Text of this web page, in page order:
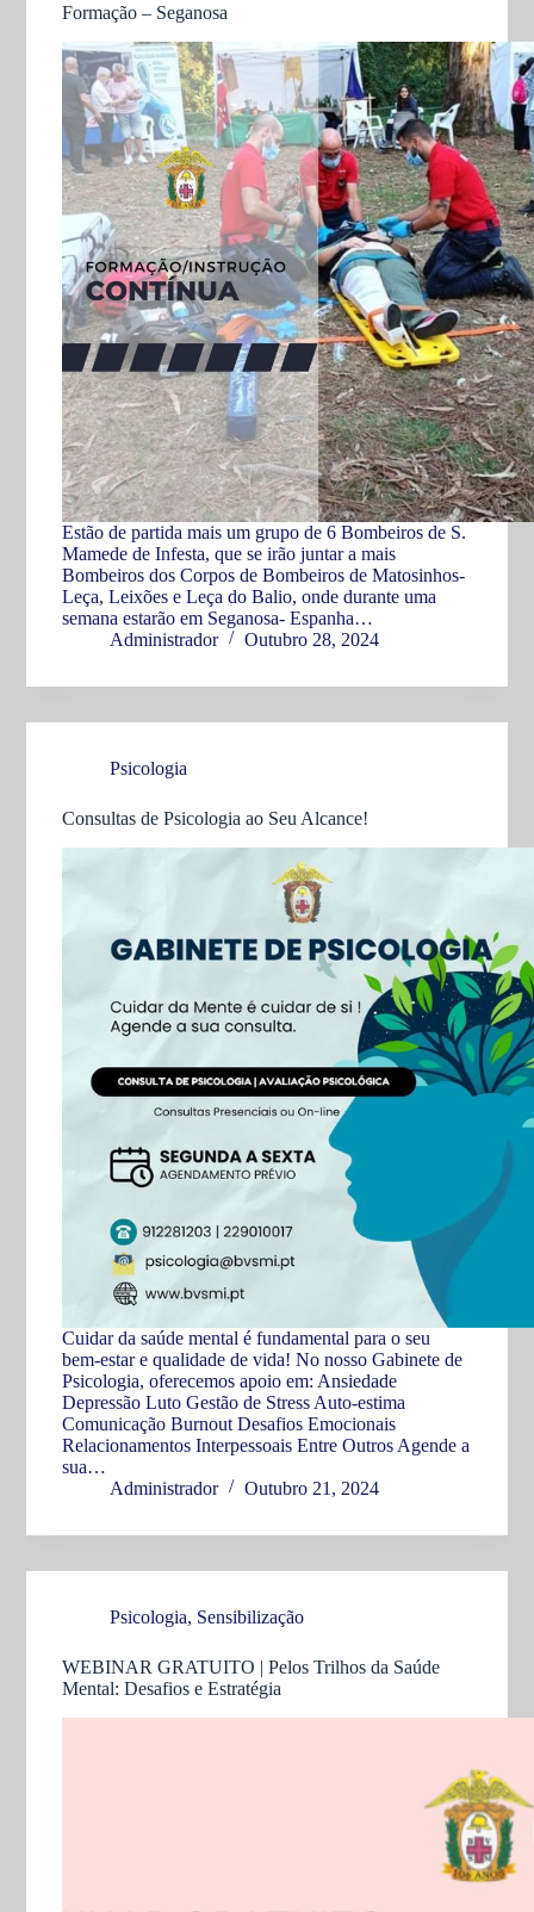
Formação – Seganosa
Estão de partida mais um grupo de 6 Bombeiros de S.
Mamede de Infesta, que se irão juntar a mais
Bombeiros dos Corpos de Bombeiros de Matosinhos-
Leça, Leixões e Leça do Balio, onde durante uma
semana estarão em Seganosa- Espanha…
Administrador
Outubro 28, 2024
Psicologia
Consultas de Psicologia ao Seu Alcance!
Cuidar da saúde mental é fundamental para o seu
bem-estar e qualidade de vida! No nosso Gabinete de
Psicologia, oferecemos apoio em: Ansiedade
Depressão Luto Gestão de Stress Auto-estima
Comunicação Burnout Desafios Emocionais
Relacionamentos Interpessoais Entre Outros Agende a
sua…
Administrador
Outubro 21, 2024
Psicologia, Sensibilização
WEBINAR GRATUITO | Pelos Trilhos da Saúde
Mental: Desafios e Estratégia